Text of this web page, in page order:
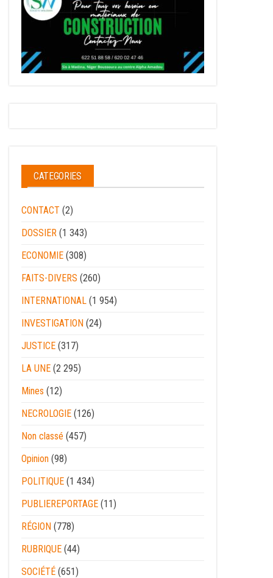
CATEGORIES
CONTACT (2)
DOSSIER (1 343)
ECONOMIE (308)
FAITS-DIVERS (260)
INTERNATIONAL (1 954)
INVESTIGATION (24)
JUSTICE (317)
LA UNE (2 295)
Mines (12)
NECROLOGIE (126)
Non classé (457)
Opinion (98)
POLITIQUE (1 434)
PUBLIEREPORTAGE (11)
RÉGION (778)
RUBRIQUE (44)
SOCIÉTÉ (651)